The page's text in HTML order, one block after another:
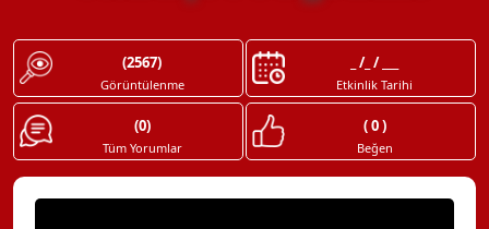
(2567)
Görüntülenme
_ /_ / ___
Etkinlik Tarihi
(0)
Tüm Yorumlar
( 0 )
Beğen